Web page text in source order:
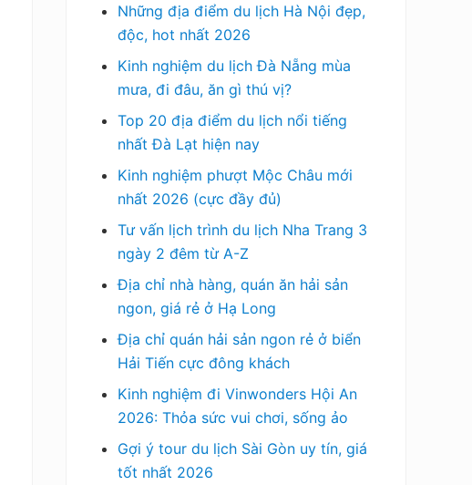
Những địa điểm du lịch Hà Nội đẹp,
độc, hot nhất 2026
Kinh nghiệm du lịch Đà Nẵng mùa
mưa, đi đâu, ăn gì thú vị?
Top 20 địa điểm du lịch nổi tiếng
nhất Đà Lạt hiện nay
Kinh nghiệm phượt Mộc Châu mới
nhất 2026 (cực đầy đủ)
Tư vấn lịch trình du lịch Nha Trang 3
ngày 2 đêm từ A-Z
Địa chỉ nhà hàng, quán ăn hải sản
ngon, giá rẻ ở Hạ Long
Địa chỉ quán hải sản ngon rẻ ở biển
Hải Tiến cực đông khách
Kinh nghiệm đi Vinwonders Hội An
2026: Thỏa sức vui chơi, sống ảo
Gợi ý tour du lịch Sài Gòn uy tín, giá
tốt nhất 2026